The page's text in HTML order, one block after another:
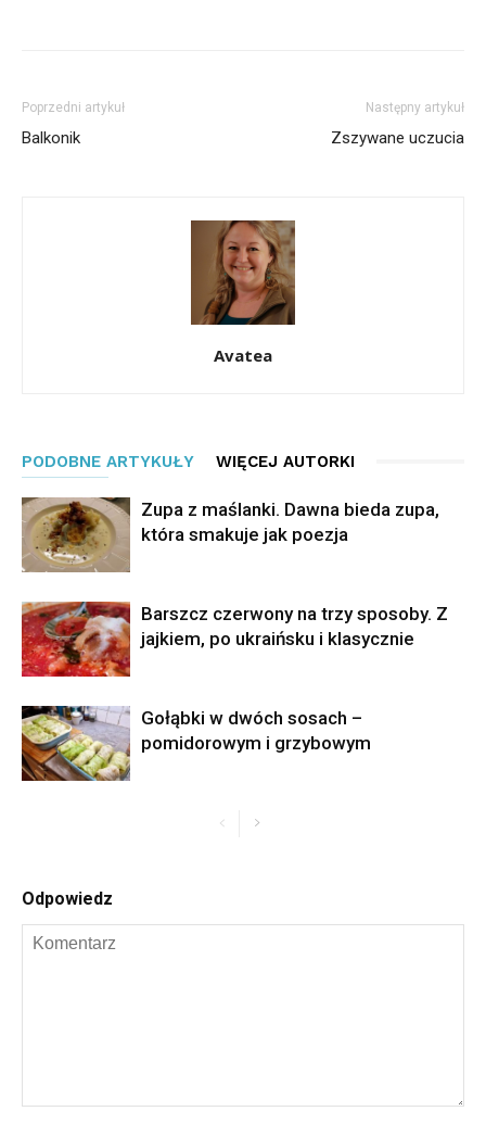
Poprzedni artykuł
Balkonik
Następny artykuł
Zszywane uczucia
Avatea
PODOBNE ARTYKUŁY WIĘCEJ AUTORKI
Zupa z maślanki. Dawna bieda zupa,
która smakuje jak poezja
Barszcz czerwony na trzy sposoby. Z
jajkiem, po ukraińsku i klasycznie
Gołąbki w dwóch sosach –
pomidorowym i grzybowym
Odpowiedz